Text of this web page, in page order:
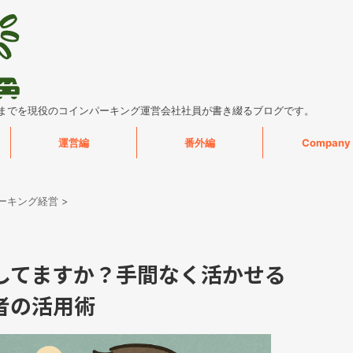
を現役のコインパーキング運営会社社員が書き綴るブログです。
運営編 番外編 Company
キング経営 >
ますか？手間なく活かせる
の活用術